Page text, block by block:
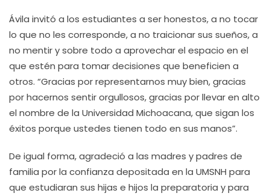
Ávila invitó a los estudiantes a ser honestos, a no tocar
lo que no les corresponde, a no traicionar sus sueños, a
no mentir y sobre todo a aprovechar el espacio en el
que estén para tomar decisiones que beneficien a
otros. “Gracias por representarnos muy bien, gracias
por hacernos sentir orgullosos, gracias por llevar en alto
el nombre de la Universidad Michoacana, que sigan los
éxitos porque ustedes tienen todo en sus manos”.
De igual forma, agradeció a las madres y padres de
familia por la confianza depositada en la UMSNH para
que estudiaran sus hijas e hijos la preparatoria y para